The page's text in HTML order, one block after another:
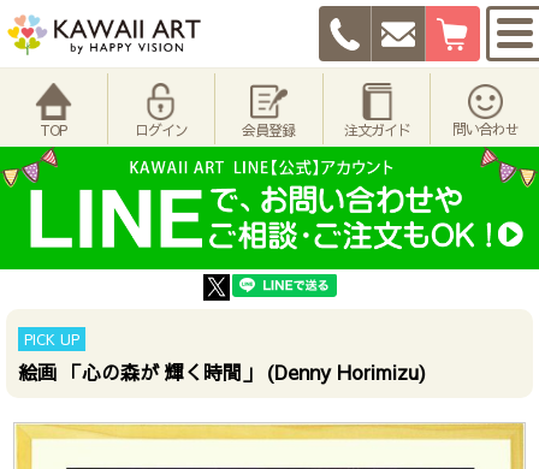
TOP ログイン 会員登録 注文ガイド 問い合わせ
PICK UP
絵画 「心の森が 輝く時間」 (Denny Horimizu)